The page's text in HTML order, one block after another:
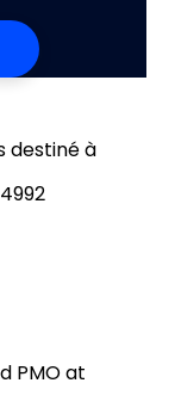
destiné à
PMO at